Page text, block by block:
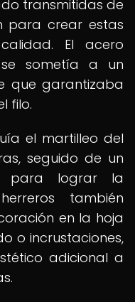
transmitidas de
para crear estas
El acero
sometía a un
que garantizaba
filo.
el martilleo del
seguido de un
para lograr la
también
en la hoja
o incrustaciones,
adicional a